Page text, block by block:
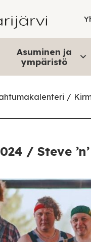
Asuminen ja
ympäristö
/ Steve